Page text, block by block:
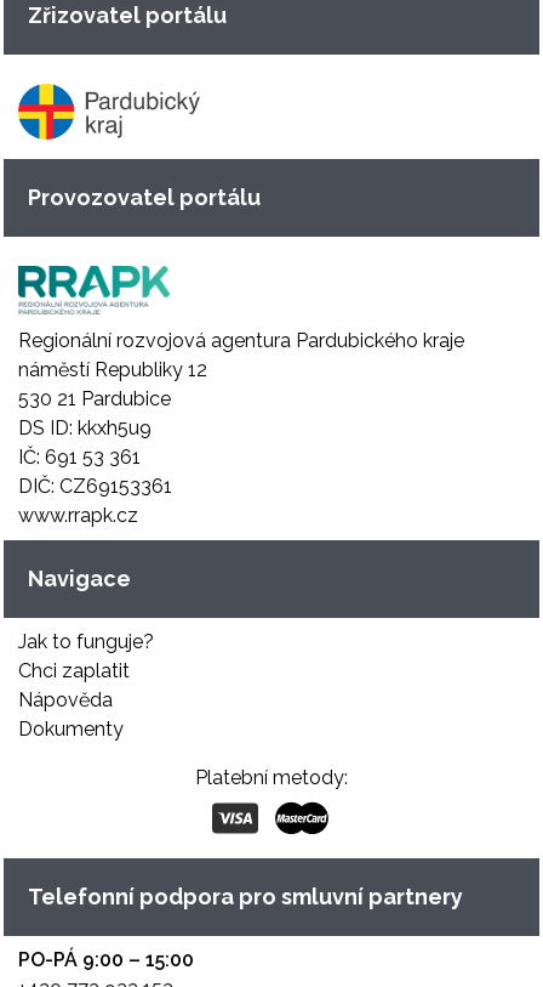
Zřizovatel portálu
Provozovatel portálu
Regionální rozvojová agentura Pardubického kraje
náměstí Republiky 12
530 21 Pardubice
DS ID: kkxh5u9
IČ: 691 53 361
DIČ: CZ69153361
www.rrapk.cz
Navigace
Jak to funguje?
Chci zaplatit
Nápověda
Dokumenty
Platební metody:
Telefonní podpora pro smluvní partnery
PO-PÁ 9:00 – 15:00